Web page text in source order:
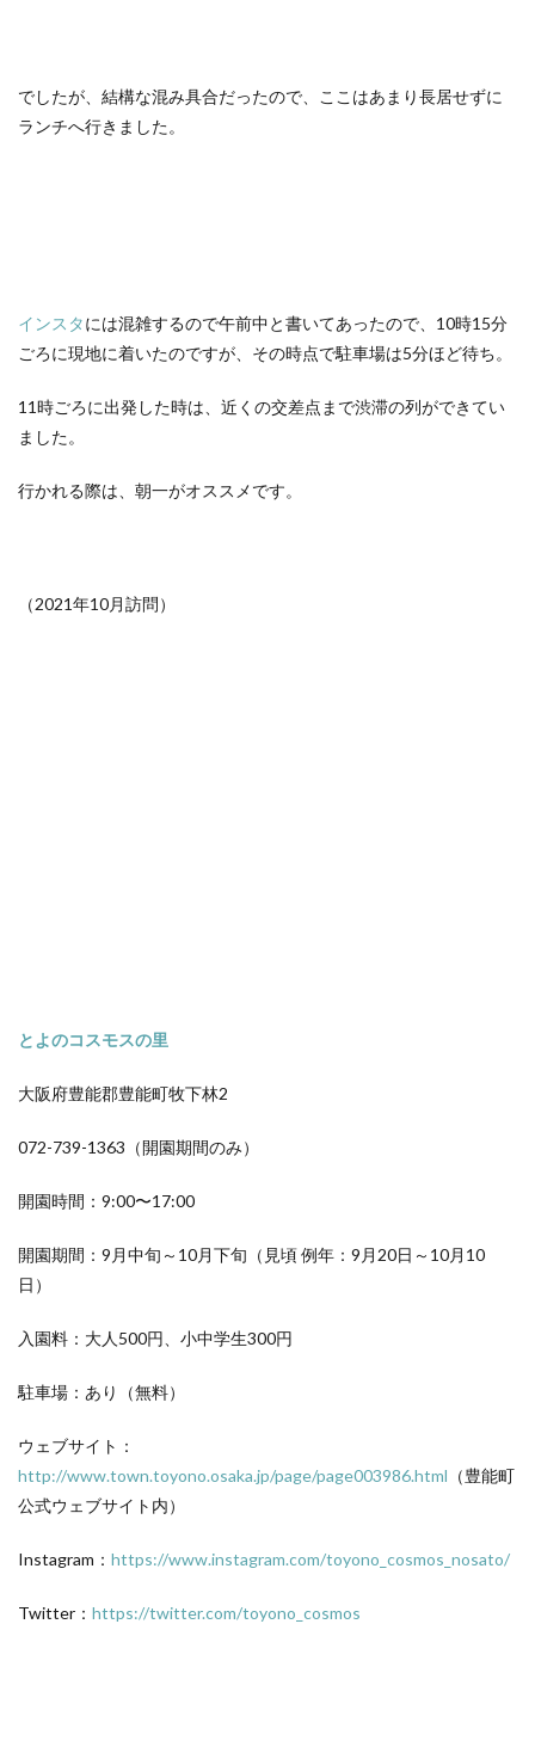
でしたが、結構な混み具合だったので、ここはあまり長居せずに
ランチへ行きました。
インスタには混雑するので午前中と書いてあったので、10時15分
ごろに現地に着いたのですが、その時点で駐車場は5分ほど待ち。
11時ごろに出発した時は、近くの交差点まで渋滞の列ができてい
ました。
行かれる際は、朝一がオススメです。
（2021年10月訪問）
とよのコスモスの里
大阪府豊能郡豊能町牧下林2
072-739-1363（開園期間のみ）
開園時間：9:00〜17:00
開園期間：9月中旬～10月下旬（見頃 例年：9月20日～10月10
日）
入園料：大人500円、小中学生300円
駐車場：あり（無料）
ウェブサイト：
http://www.town.toyono.osaka.jp/page/page003986.html （豊能町
公式ウェブサイト内）
Instagram： https://www.instagram.com/toyono_cosmos_nosato/
Twitter： https://twitter.com/toyono_cosmos